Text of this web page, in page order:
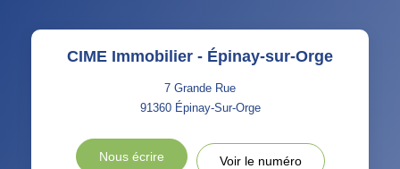
CIME Immobilier - Épinay-sur-Orge
7 Grande Rue
91360 Épinay-Sur-Orge
Nous écrire Voir le numéro